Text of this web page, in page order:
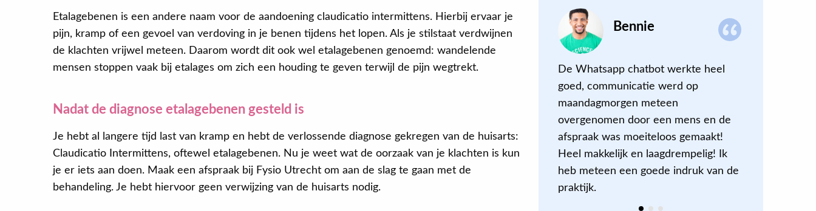
Etalagebenen is een andere naam voor de aandoening claudicatio intermittens. Hierbij ervaar je
pijn, kramp of een gevoel van verdoving in je benen tijdens het lopen. Als je stilstaat verdwijnen
de klachten vrijwel meteen. Daarom wordt dit ook wel etalagebenen genoemd: wandelende
mensen stoppen vaak bij etalages om zich een houding te geven terwijl de pijn wegtrekt.
Nadat de diagnose etalagebenen gesteld is
Je hebt al langere tijd last van kramp en hebt de verlossende diagnose gekregen van de huisarts:
Claudicatio Intermittens, oftewel etalagebenen. Nu je weet wat de oorzaak van je klachten is kun
je er iets aan doen. Maak een afspraak bij Fysio Utrecht om aan de slag te gaan met de
behandeling. Je hebt hiervoor geen verwijzing van de huisarts nodig.
Eva
Na de behandeling van mijn onderrug,
weet zeker dat dat door het
oefenprogramma komt dat ik kreeg. Ik
doe het nog steeds.
Bennie
De Whatsapp chatbot werkte heel
goed, communicatie werd op
maandagmorgen meteen
overgenomen door een mens en de
afspraak was moeiteloos gemaakt!
Heel makkelijk en laagdrempelig! Ik
heb meteen een goede indruk van de
praktijk.